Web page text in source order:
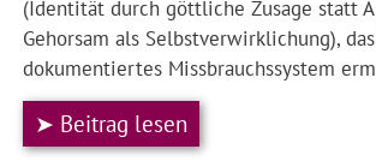
(Identität durch göttliche Zusage statt
Gehorsam als Selbstverwirklichung),
dokumentiertes Missbrauchssystem
➤ Beitrag lesen